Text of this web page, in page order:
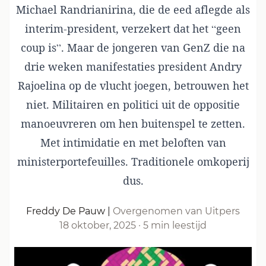
Michael Randrianirina, die de eed aflegde als
interim-president, verzekert dat het “geen
coup is”. Maar de jongeren van GenZ die na
drie weken manifestaties president Andry
Rajoelina op de vlucht joegen, betrouwen het
niet. Militairen en politici uit de oppositie
manoeuvreren om hen buitenspel te zetten.
Met intimidatie en met beloften van
ministerportefeuilles. Traditionele omkoperij
dus.
Freddy De Pauw
Overgenomen van Uitpers
18 oktober, 2025 · 5 min leestijd